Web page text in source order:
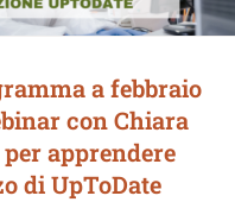
a febbraio
con Chiara
apprendere
di UpToDate